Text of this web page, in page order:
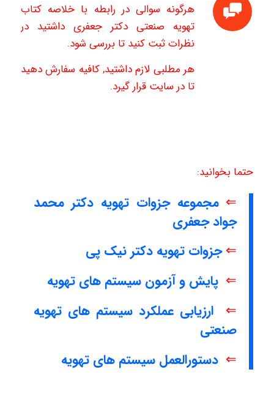
هرگونه سوالی در رابطه با خلاصه کتاب
تهویه صنعتی دکتر جعفری داشتید در
نظرات ثبت کنید تا بررسی شود.
هر مطلبی لازم داشتید, کافیه سفارش دهید
تا در سایت قرار گیرد.
حتما بخوانید:
⇐مجموعه جزوات تهویه دکتر محمد
جواد جعفری
⇐جزوات تهویه دکتر نیک پی
⇐ پایش و آزمون سیستم های تهویه
⇐
ارزیابی عملکرد سیستم های تهویه
صنعتی
⇐ دستورالعمل سیستم های تهویه